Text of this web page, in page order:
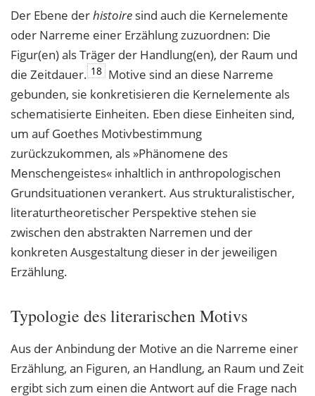
Der Ebene derhistoire sind auch die Kernelemente
oder Narreme einer Erzählung zuzuordnen: Die
Figur(en) als Träger der Handlung(en), der Raum und
die Zeitdauer. 18 Motive sind an diese Narreme
gebunden, sie konkretisieren die Kernelemente als
schematisierte Einheiten. Eben diese Einheiten sind,
um auf Goethes Motivbestimmung
zurückzukommen, als »Phänomene des
Menschengeistes« inhaltlich in anthropologischen
Grundsituationen verankert. Aus strukturalistischer,
literaturtheoretischer Perspektive stehen sie
zwischen den abstrakten Narremen und der
konkreten Ausgestaltung dieser in der jeweiligen
Erzählung.
Typologie des literarischen Motivs
Aus der Anbindung der Motive an die Narreme einer
Erzählung, an Figuren, an Handlung, an Raum und Zeit
ergibt sich zum einen die Antwort auf die Frage nach